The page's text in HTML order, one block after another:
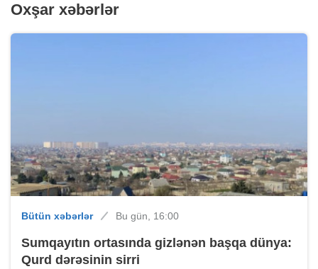
Oxşar xəbərlər
Bütün xəbərlər Bu gün, 16:00
Sumqayıtın ortasında gizlənən başqa dünya:
Qurd dərəsinin sirri